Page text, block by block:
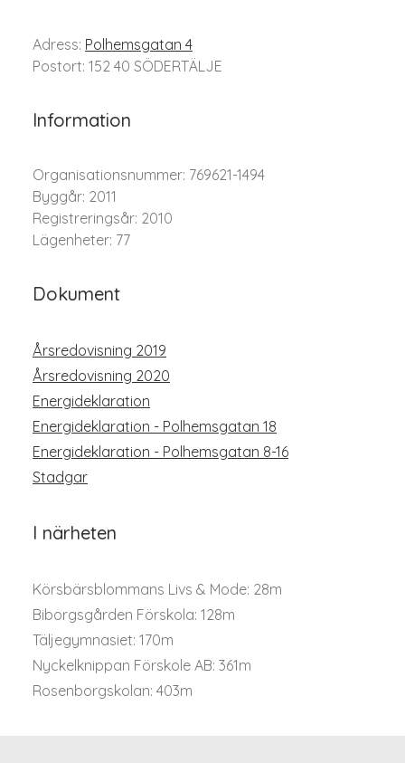
Adress: Polhemsgatan 4
Postort: 152 40 SÖDERTÄLJE
Information
Organisationsnummer: 769621-1494
Byggår: 2011
Registreringsår: 2010
Lägenheter: 77
Dokument
Årsredovisning 2019
Årsredovisning 2020
Energideklaration
Energideklaration - Polhemsgatan 18
Energideklaration - Polhemsgatan 8-16
Stadgar
I närheten
Körsbärsblommans Livs & Mode: 28m
Biborgsgården Förskola: 128m
Täljegymnasiet: 170m
Nyckelknippan Förskole AB: 361m
Rosenborgskolan: 403m